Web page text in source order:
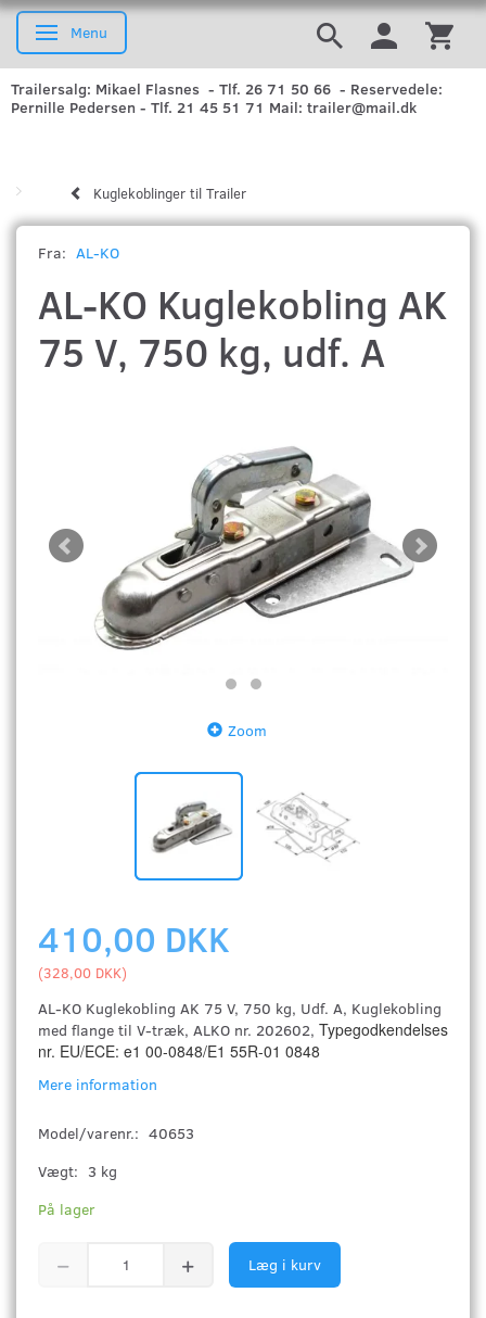
Skifte navigation
Menu
Trailersalg: Mikael Flasnes - Tlf. 26 71 50 66 - Reservedele:
Pernille Pedersen - Tlf. 21 45 51 71 Mail: trailer@mail.dk
Kuglekoblinger til Trailer
Fra: AL-KO
AL-KO Kuglekobling AK
75 V, 750 kg, udf. A
Zoom
410,00 DKK
(328,00 DKK)
AL-KO Kuglekobling AK 75 V, 750 kg, Udf. A, Kuglekobling
med flange til V-træk, ALKO nr. 202602, Typegodkendelses
nr. EU/ECE: e1 00-0848/E1 55R-01 0848
Mere information
Model/varenr.: 40653
Vægt: 3 kg
På lager
Læg i kurv